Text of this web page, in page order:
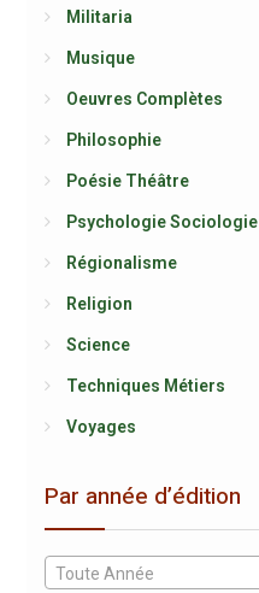
Militaria
Musique
Oeuvres Complètes
Philosophie
Poésie Théâtre
Psychologie Sociologie
Régionalisme
Religion
Science
Techniques Métiers
Voyages
Par année d’édition
Toute Année